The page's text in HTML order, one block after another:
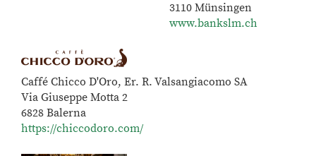
3110 Münsingen
www.bankslm.ch
Caffé Chicco D'Oro, Er. R. Valsangiacomo SA
Via Giuseppe Motta 2
6828 Balerna
https://chiccodoro.com/